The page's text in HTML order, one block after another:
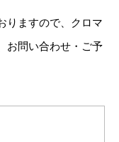
りますので、クロマ
お問い合わせ・ご予